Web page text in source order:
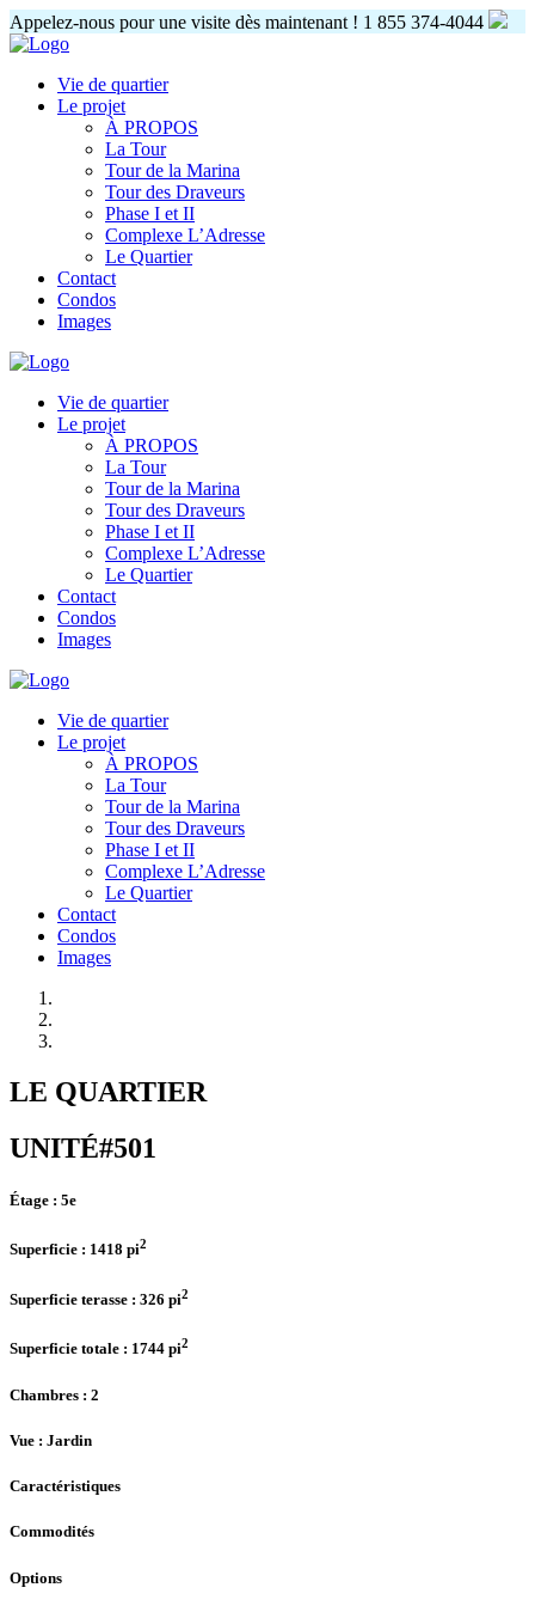
Appelez-nous pour une visite dès maintenant ! 1 855 374-4044
Vie de quartier
Le projet
À PROPOS
La Tour
Tour de la Marina
Tour des Draveurs
Phase I et II
Complexe L’Adresse
Le Quartier
Contact
Condos
Images
Vie de quartier
Le projet
À PROPOS
La Tour
Tour de la Marina
Tour des Draveurs
Phase I et II
Complexe L’Adresse
Le Quartier
Contact
Condos
Images
Vie de quartier
Le projet
À PROPOS
La Tour
Tour de la Marina
Tour des Draveurs
Phase I et II
Complexe L’Adresse
Le Quartier
Contact
Condos
Images
LE QUARTIER
UNITÉ#501
Étage : 5e
Superficie : 1418 pi2
Superficie terasse : 326 pi2
Superficie totale : 1744 pi2
Chambres : 2
Vue : Jardin
Caractéristiques
Commodités
Options